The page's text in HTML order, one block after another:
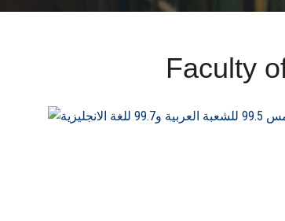
Faculty